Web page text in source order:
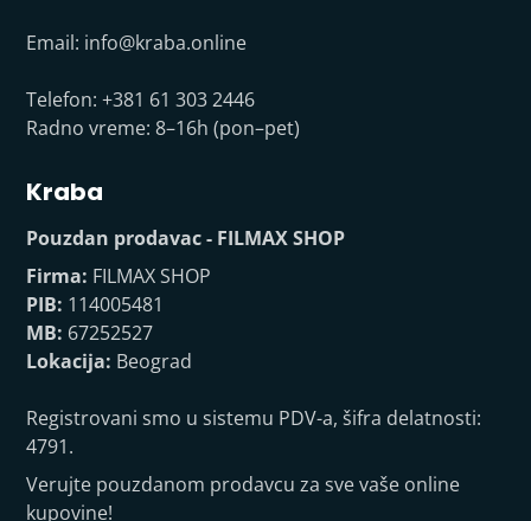
Email: info@kraba.online
Telefon: +381 61 303 2446
Radno vreme: 8–16h (pon–pet)
Kraba
Pouzdan prodavac - FILMAX SHOP
Firma: FILMAX SHOP
PIB: 114005481
MB: 67252527
Lokacija: Beograd
Registrovani smo u sistemu PDV-a, šifra delatnosti:
4791.
Verujte pouzdanom prodavcu za sve vaše online
kupovine!